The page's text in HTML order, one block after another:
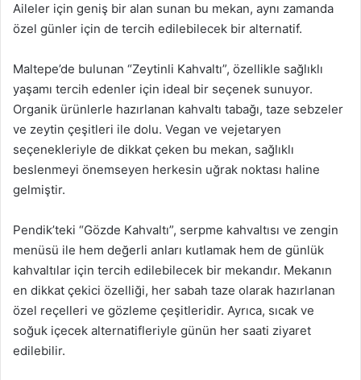
Aileler için geniş bir alan sunan bu mekan, aynı zamanda
özel günler için de tercih edilebilecek bir alternatif.
Maltepe’de bulunan “Zeytinli Kahvaltı”, özellikle sağlıklı
yaşamı tercih edenler için ideal bir seçenek sunuyor.
Organik ürünlerle hazırlanan kahvaltı tabağı, taze sebzeler
ve zeytin çeşitleri ile dolu. Vegan ve vejetaryen
seçenekleriyle de dikkat çeken bu mekan, sağlıklı
beslenmeyi önemseyen herkesin uğrak noktası haline
gelmiştir.
Pendik’teki “Gözde Kahvaltı”, serpme kahvaltısı ve zengin
menüsü ile hem değerli anları kutlamak hem de günlük
kahvaltılar için tercih edilebilecek bir mekandır. Mekanın
en dikkat çekici özelliği, her sabah taze olarak hazırlanan
özel reçelleri ve gözleme çeşitleridir. Ayrıca, sıcak ve
soğuk içecek alternatifleriyle günün her saati ziyaret
edilebilir.